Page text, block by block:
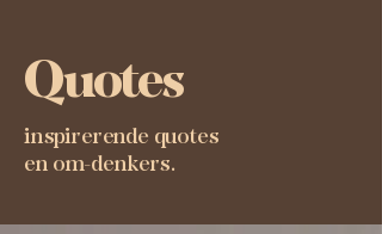
Quotes
inspirerende quotes
en om-denkers.